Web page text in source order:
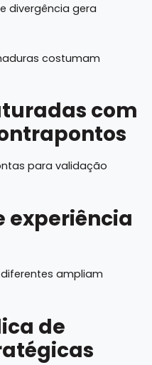
divergência gera
costumam
com
para validação
experiência
ampliam
de